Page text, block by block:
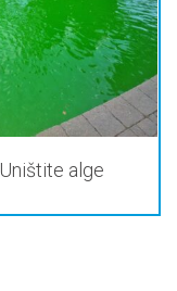
Uništite alge